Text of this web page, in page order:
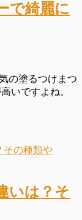
で綺麗に
の塗るつけまつ
いですよね。
いは？そ